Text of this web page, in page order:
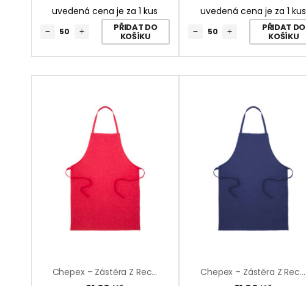
uvedená cena je za 1 kus
PŘIDAT DO
KOŠÍKU
uvedená cena je za 1 kus
PŘIDAT DO
KOŠÍKU
Chepex – Zástěra Z Recyklované Bavlny Chepex – Zástěra Z Recyklované Bavlny